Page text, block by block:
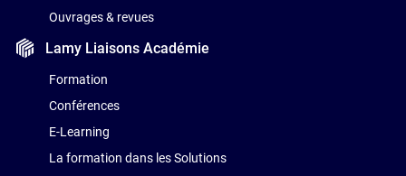
Ouvrages & revues
Lamy LiaisonsAcadémie
Formation
Conférences
E-Learning
La formation dans les Solutions